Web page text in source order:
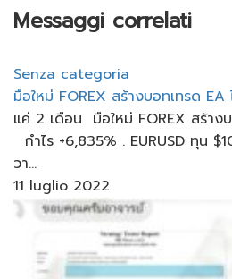
Messaggi correlati
Senza categoria
มือใหม่ FOREX​ สร้างบอทเทรด​
แค่​ 2 เดือน​ มือใหม่ FOREX​ สร้าง
กำไร +6,835% . EURUSD ทุน​
วา...
11 luglio 2022